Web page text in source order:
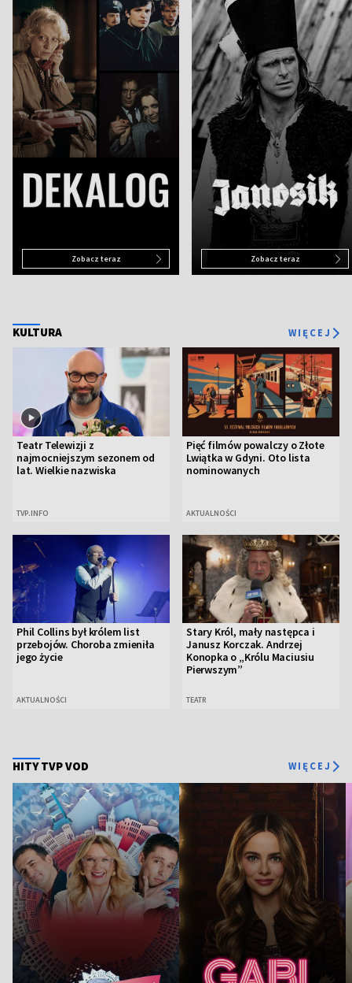
Zobacz teraz Zobacz teraz
KULTURA WIĘCEJ
Teatr Telewizji z
najmocniejszym sezonem od
lat. Wielkie nazwiska
TVP.INFO
Pięć filmów powalczy o Złote
Lwiątka w Gdyni. Oto lista
nominowanych
AKTUALNOŚCI
Phil Collins był królem list
przebojów. Choroba zmieniła
jego życie
AKTUALNOŚCI
Stary Król, mały następca i
Janusz Korczak. Andrzej
Konopka o „Królu Maciusiu
Pierwszym”
TEATR
HITY TVP VOD WIĘCEJ